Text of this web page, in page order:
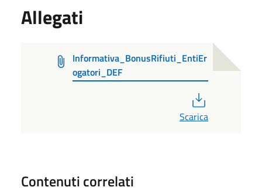
Allegati
Informativa_BonusRifiuti_EntiEr
ogatori_DEF
Scarica
Contenuti correlati